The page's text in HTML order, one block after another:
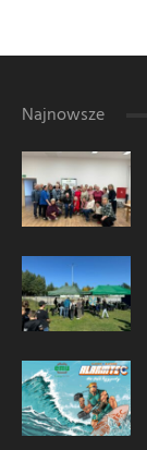
Najnowsze